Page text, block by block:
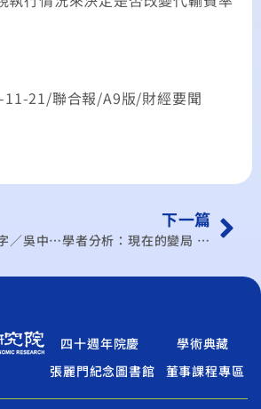
11-21/聯合報/A9版/財經要聞
2017經濟關鍵字／吳中書選溫 景氣緩升
下一篇
學者分析：現在的變局 對台有很大機會
四十週年院慶
學術典藏
張麗門紀念圖書館
董事課程專區